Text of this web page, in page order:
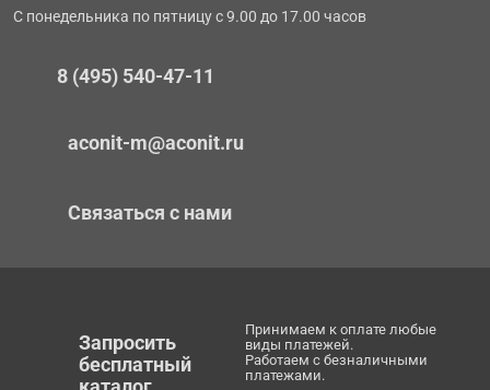
С понедельника по пятницу с 9.00 до 17.00 часов
8 (495) 540-47-11
aconit-m@aconit.ru
Связаться с нами
Запросить
бесплатный
Принимаем к оплате любые
виды платежей.
Работаем с безналичными
платежами.